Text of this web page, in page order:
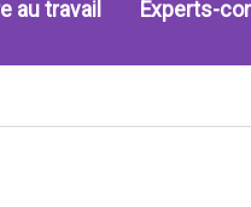
au travail Experts-